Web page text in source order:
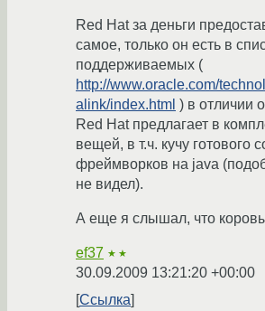
Red Hat за деньги
самое, только он есть в
поддерживаемых (
http://www.oracle.com/
alink/index.html ) в отличии
Red Hat предлагает в
вещей, в т.ч. кучу готового
фреймворков на java
не видел).
А еще я слышал, что
ef37 ★★
30.09.2009 13:21:20 +00:00
Ссылка